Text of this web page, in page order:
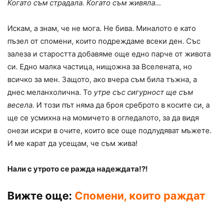
Когато съм страдала. Когато съм живяла…
Искам, а знам, че не мога. Не бива. Миналото е като
пъзел от спомени, които подреждаме всеки ден. Със
залеза и старостта добавяме още едно парче от живота
си. Едно малка частица, нищожна за Вселената, но
всичко за мен. Защото, ако вчера съм била тъжна, а
днес меланхолична. То утре със сигурност ще съм
весела. И този път няма да броя среброто в косите си, а
ще се усмихна на момичето в огледалото, за да видя
онези искри в очите, които все още подлудяват мъжете.
И ме карат да усещам, че съм жива!
Нали с утрото се ражда надеждата!?!
Вижте още: Спомени, които раждат